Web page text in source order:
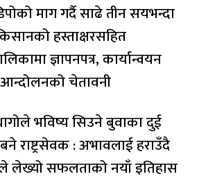
माग गर्दै साढे तीन सयभन्दा
हस्ताक्षरसहित
ज्ञापनपत्र, कार्यान्वयन
चेतावनी
भविष्य सिउने बुवाका दुई
राष्ट्रसेवक : अभावलाई हराउँदै
लेख्यो सफलताको नयाँ इतिहास